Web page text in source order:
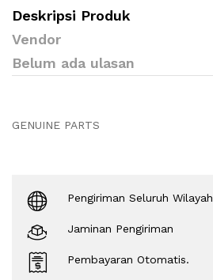
Deskripsi Produk
Vendor
Belum ada ulasan
GENUINE PARTS
Pengiriman Seluruh Wilayah
Jaminan Pengiriman
Pembayaran Otomatis.